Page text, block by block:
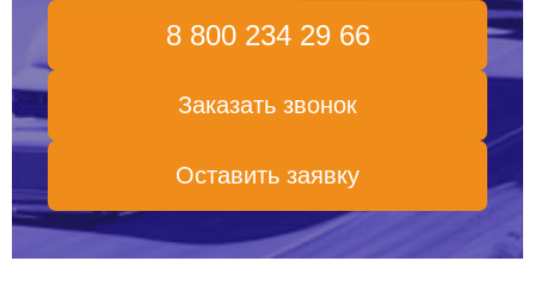
8 800 234 29 66
Заказать звонок
Оставить заявку